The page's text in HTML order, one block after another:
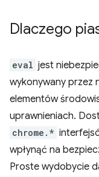
Dlaczego
eval jest
wykonywany przez
elementów
uprawnieniach.
chrome.*
wpłynąć na
Proste wydobycie